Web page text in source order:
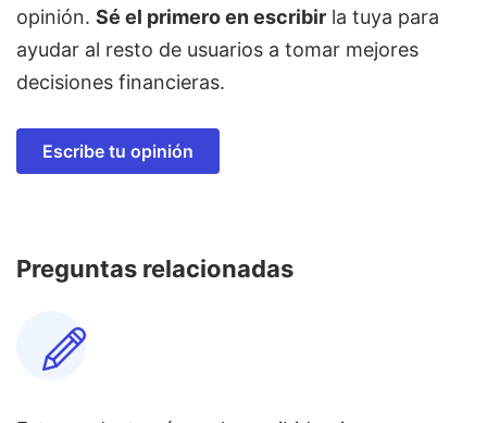
opinión. Sé el primero en escribir la tuya para
ayudar al resto de usuarios a tomar mejores
decisiones financieras.
Escribe tu opinión
Preguntas relacionadas